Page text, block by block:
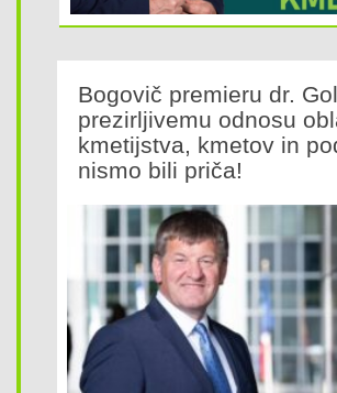
Bogovič premieru dr.
prezirljivemu odnosu
kmetijstva, kmetov in
nismo bili priča!